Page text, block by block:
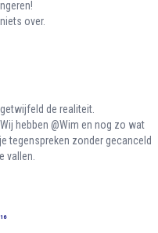
over.
de realiteit.
hebben @Wim en nog zo wat
tegenspreken zonder gecanceld
vallen.